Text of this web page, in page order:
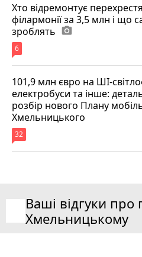
Хто відремонтує
філармонії за 3,5 млн і що
зроблять photo_camera
6
101,9 млн євро на ШІ-
електробуси та інше:
розбір нового Плану
Хмельницького
32
Ваші відгуки про
Хмельницькому